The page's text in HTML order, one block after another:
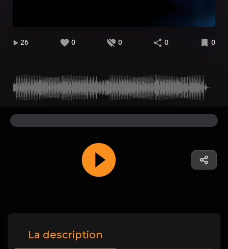
26 0 0 0 0
La description